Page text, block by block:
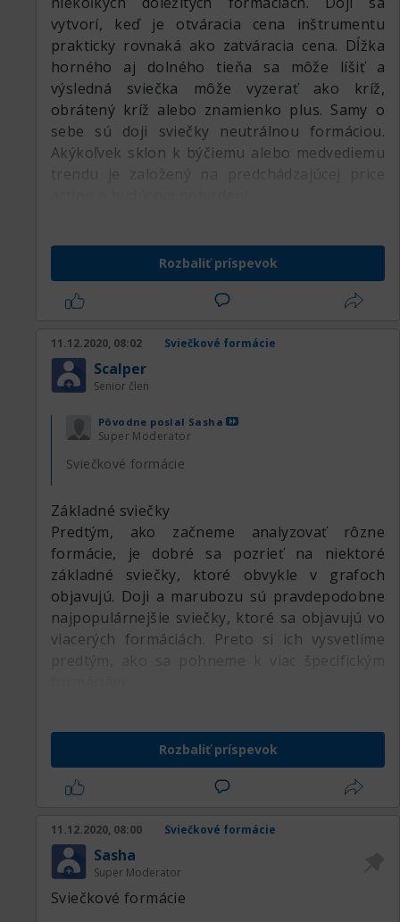
vytvorí, keď je otváracia cena inštrumentu
prakticky rovnaká ako zatváracia cena. Dĺžka
horného aj dolného tieňa sa môže líšiť a
výsledná sviečka môže vyzerať ako kríž,
obrátený kríž alebo znamienko plus. Samy o
sebe sú doji sviečky neutrálnou formáciou.
Akýkoľvek sklon k býčiemu alebo medvediemu
trendu je založený na predchádzajúcej price
Rozbaliť príspevok
11.12.2020, 08:02 Sviečkové formácie
Scalper
Senior člen
Pôvodne poslal Sasha
Super Moderator
Sviečkové formácie
Základné sviečky
Predtým, ako začneme analyzovať rôzne
formácie, je dobré sa pozrieť na niektoré
základné sviečky, ktoré obvykle v grafoch
objavujú. Doji a marubozu sú pravdepodobne
najpopulárnejšie sviečky, ktoré sa objavujú vo
viacerých formáciách. Preto si ich vysvetlíme
predtým, ako sa pohneme k viac špecifickým
Rozbaliť príspevok
11.12.2020, 08:00 Sviečkové formácie
Sasha
Super Moderator
Sviečkové formácie